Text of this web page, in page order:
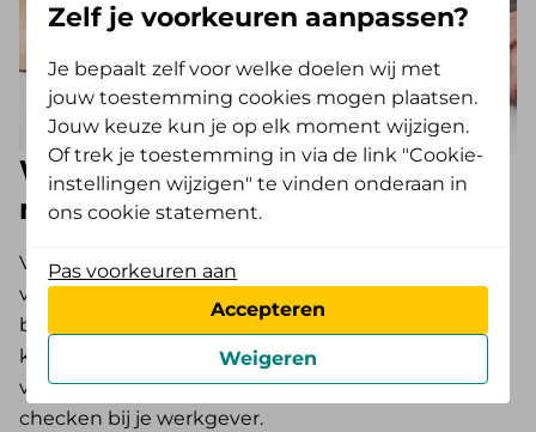
Wettelijke verlofregelingen voor
mantelzorgers
Voor werkende mantelzorgers zijn er verschillende
verlofregelingen. Deze zijn door de overheid
bepaald en elke werknemer heeft er recht op. Wel
kunnen er in je cao afwijkende afspraken of
voorwaarden staan. Het is verstandig dit te
checken bij je werkgever.
Zelf je voorkeuren aanpassen?
Je bepaalt zelf voor welke doelen wij met
jouw toestemming cookies mogen plaatsen.
Jouw keuze kun je op elk moment wijzigen.
Of trek je toestemming in via de link "Cookie-
instellingen wijzigen" te vinden onderaan in
ons cookie statement.
Pas voorkeuren aan
Accepteren
Weigeren